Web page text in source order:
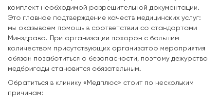
комплект необходимой разрешительной документации.
Это главное подтверждение качеств медицинских услуг:
мы оказываем помощь в соответствии со стандартами
Минздрава. При организации похорон с большим
количеством присутствующих организатор мероприятия
обязан позаботиться о безопасности, поэтому дежурство
медбригады становится обязательным.
Обратиться в клинику «Медплюс» стоит по нескольким
причинам: